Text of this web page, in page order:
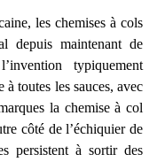
les chemises à cols
depuis maintenant de
typiquement
toutes les sauces, avec
la chemise à col
côté de l’échiquier de
persistent à sortir des